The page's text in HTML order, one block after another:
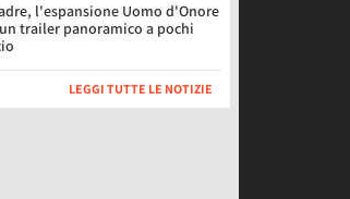
l'espansione Uomo d'Onore
trailer panoramico a pochi
LEGGI TUTTE LE NOTIZIE